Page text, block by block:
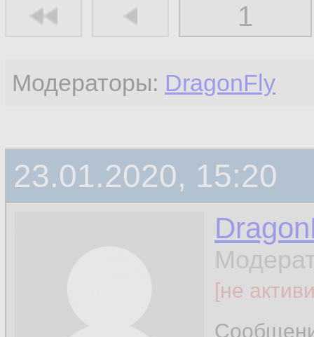
1
Модераторы: DragonFly
23.01.2020, 15:20
[не